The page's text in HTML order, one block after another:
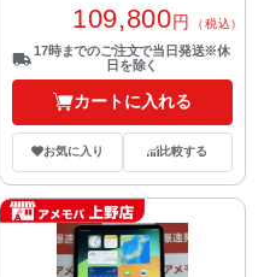
109,800円 （税込）
17時までのご注文で当日発送※休
日を除く
カートに入れる
お気に入り 比較する